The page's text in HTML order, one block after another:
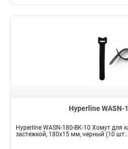
Hyperline WASN-
Hyperline WASN-180-BK-10 Хомут для
застежкой, 180x15 мм, черный (10 шт...